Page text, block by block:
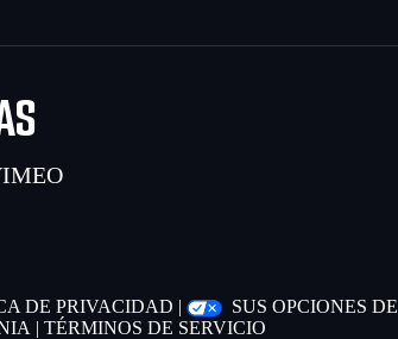
DE PRIVACIDAD |
SUS OPCIONES DE
| TÉRMINOS DE SERVICIO